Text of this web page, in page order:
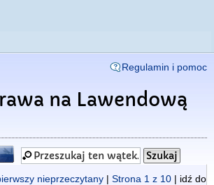
Regulamin i pomoc
na Lawendową
nieprzeczytany | Strona 1 z 10 | idź do